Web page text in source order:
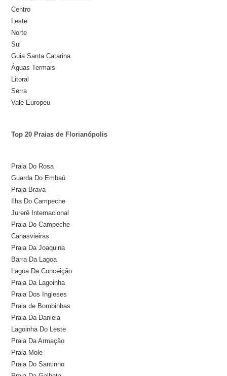
Centro
Leste
Norte
Sul
Guia Santa Catarina
Águas Termais
Litoral
Serra
Vale Europeu
Top 20 Praias de Florianópolis
Praia Do Rosa
Guarda Do Embaú
Praia Brava
Ilha Do Campeche
Jurerê Internacional
Praia Do Campeche
Canasvieiras
Praia Da Joaquina
Barra Da Lagoa
Lagoa Da Conceição
Praia Da Lagoinha
Praia Dos Ingleses
Praia de Bombinhas
Praia Da Daniela
Lagoinha Do Leste
Praia Da Armação
Praia Mole
Praia Do Santinho